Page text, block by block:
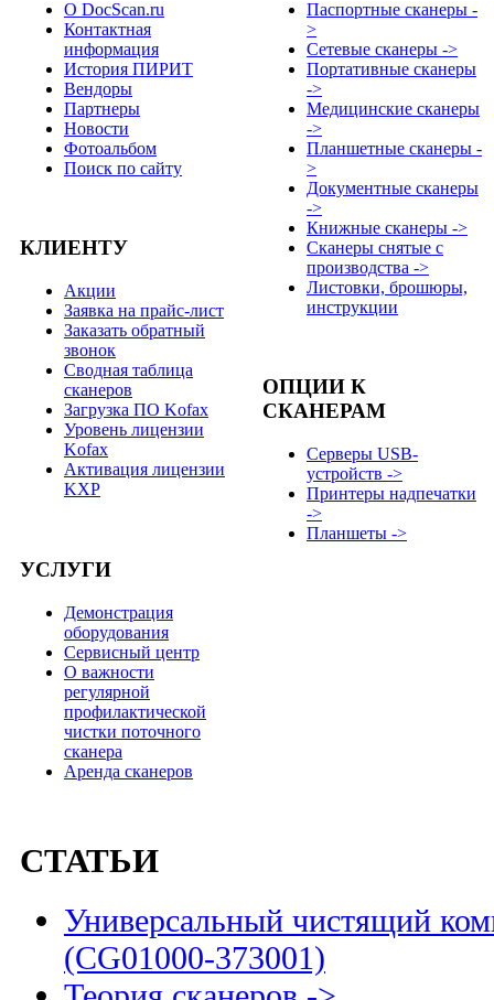
О DocScan.ru
Контактная
информация
История ПИРИТ
Вендоры
Партнеры
Новости
Фотоальбом
Поиск по сайту
КЛИЕНТУ
Акции
Заявка на прайс-лист
Заказать обратный
звонок
Сводная таблица
сканеров
Загрузка ПО Kofax
Уровень лицензии
Kofax
Активация лицензии
KXP
УСЛУГИ
Демонстрация
оборудования
Сервисный центр
О важности
регулярной
профилактической
чистки поточного
сканера
Аренда сканеров
Паспортные сканеры -
>
Сетевые сканеры ->
Портативные сканеры
->
Медицинские сканеры
->
Планшетные сканеры -
>
Документные сканеры
->
Книжные сканеры ->
Сканеры снятые с
производства ->
Листовки, брошюры,
инструкции
ОПЦИИ К
СКАНЕРАМ
Серверы USB-
устройств ->
Принтеры надпечатки
->
Планшеты ->
СТАТЬИ
Универсальный чистящий
(CG01000-373001)